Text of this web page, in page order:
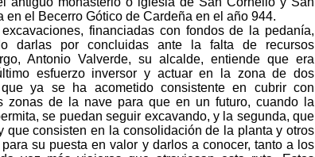
en el Becerro Gótico de Cardeña en el año 944.
financiadas con fondos de la pedanía,
darlas por concluidas ante la falta de recursos
Antonio Valverde, su alcalde, entiende que era
esfuerzo inversor y actuar en la zona de dos
ya se ha acometido consistente en cubrir con
zonas de la nave para que en un futuro, cuando la
se puedan seguir excavando, y la segunda, que
que consisten en la consolidación de la planta y otros
su puesta en valor y darlos a conocer, tanto a los